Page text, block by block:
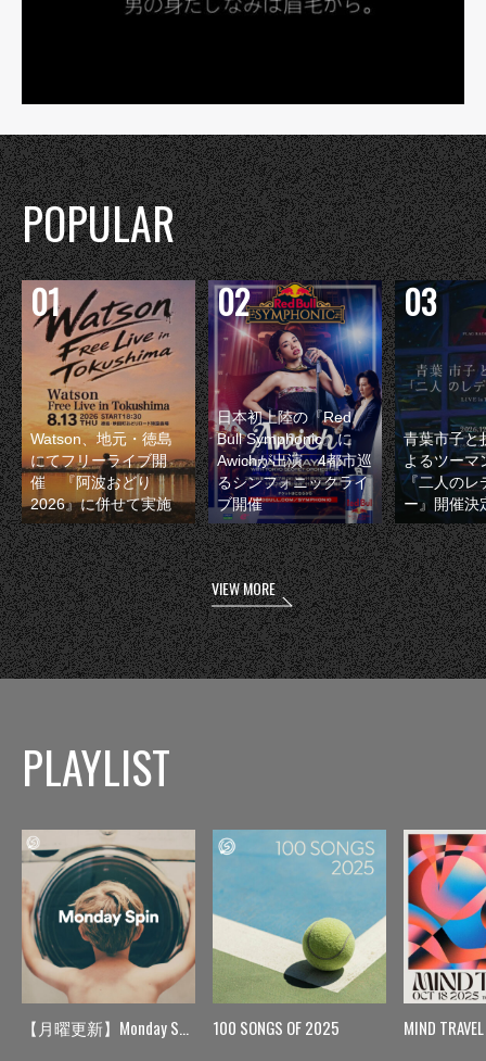
POPULAR
Watson、地元・徳島
にてフリーライブ開
催 『阿波おどり
2026』に併せて実施
日本初上陸の『Red
Bull Symphonic』に
Awichが出演 4都市巡
るシンフォニックライ
ブ開催
青葉市子と
よるツーマ
『二人のレ
ー』開催決
VIEW MORE
PLAYLIST
【月曜更新】Monday Spin 100 SONGS OF 2025 MIND TRAVEL